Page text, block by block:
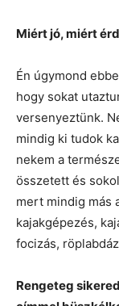
Miért jó, miért
Én úgymond
hogy sokat
versenyeztünk.
mindig ki tudok
nekem a
összetett és
mert mindig más
kajakgépezés,
focizás,
Rengeteg